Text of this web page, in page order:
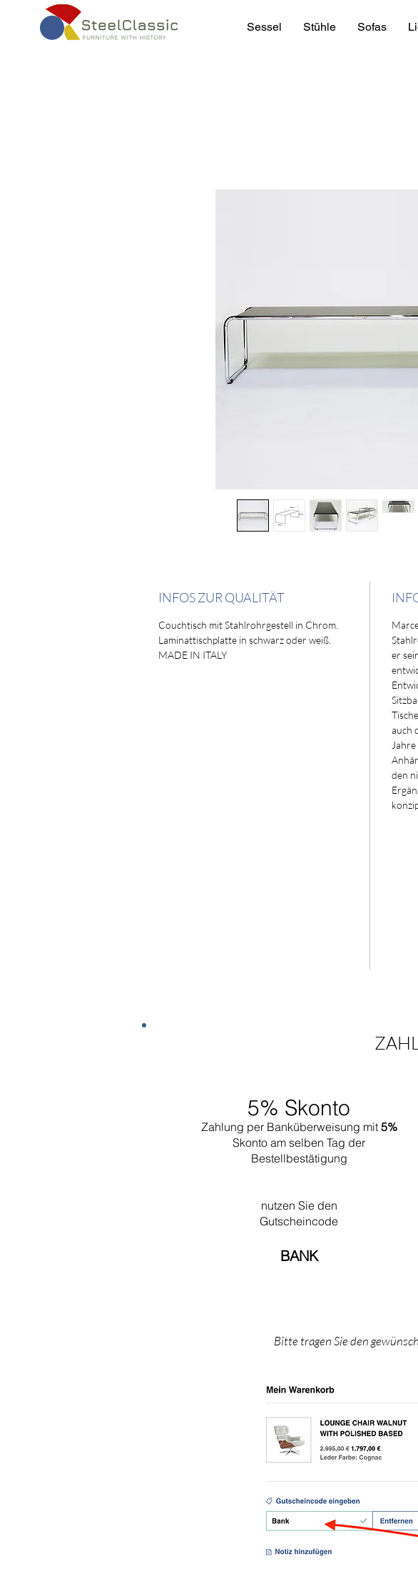
Sessel Stühle Sofas
INFOS ZUR QUALITÄT
Couchtisch mit Stahlrohrgestell in Chrom.
Laminattischplatte in schwarz oder weiß.
MADE IN ITALY
er
auch
den
5% Skonto
Zahlung per Banküberweisung mit 5%
Skonto am selben Tag der
Bestellbestätigung
nutzen Sie den
Gutscheincode
BANK
Bitte tragen Sie den